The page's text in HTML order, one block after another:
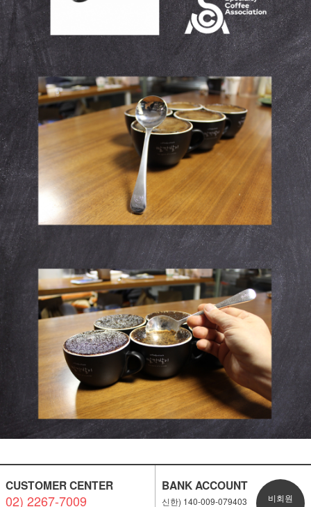
CUSTOMER CENTER
02) 2267-7009
BANK ACCOUNT
신한) 140-009-079403
비회원